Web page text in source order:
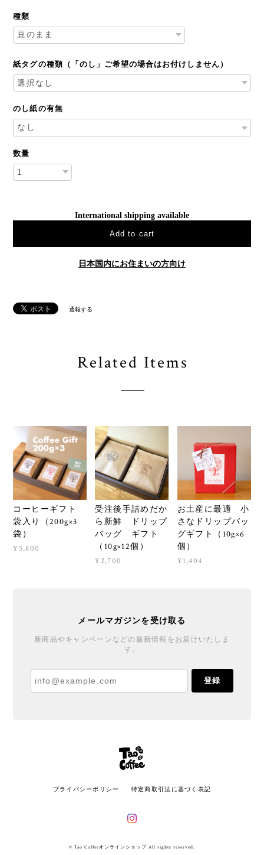
種類
紙タグの種類（「のし」ご希望の場合はお付けしません）
のし紙の有無
数量
International shipping available
Add to cart
日本国内にお住まいの方向け
通報する
Related Items
コーヒーギフト
袋入り（200g×3
袋）
¥5,800
受注後手詰めだか
ら新鮮 ドリップ
バッグ ギフト
（10g×12個）
¥2,700
お土産に最適 小
さなドリップバッ
グギフト（10g×6
個）
¥1,404
メールマガジンを受け取る
新商品やキャンペーンなどの最新情報をお届けいたしま
す。
登録
プライバシーポリシー 特定商取引法に基づく表記
© Tao Coffeeオンラインショップ All rights reserved.